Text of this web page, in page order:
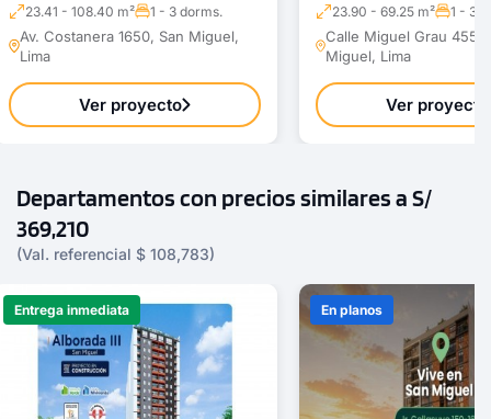
23.41 - 108.40 m² 1 - 3 dorms.
Av. Costanera 1650, San Miguel,
Lima
Ver proyecto
23.90 - 69.25 m² 1 - 3
Calle Miguel Grau 455 ,
Miguel, Lima
Ver proyecto
Departamentos con precios similares a S/
369,210
(Val. referencial $ 108,783)
Entrega inmediata En planos